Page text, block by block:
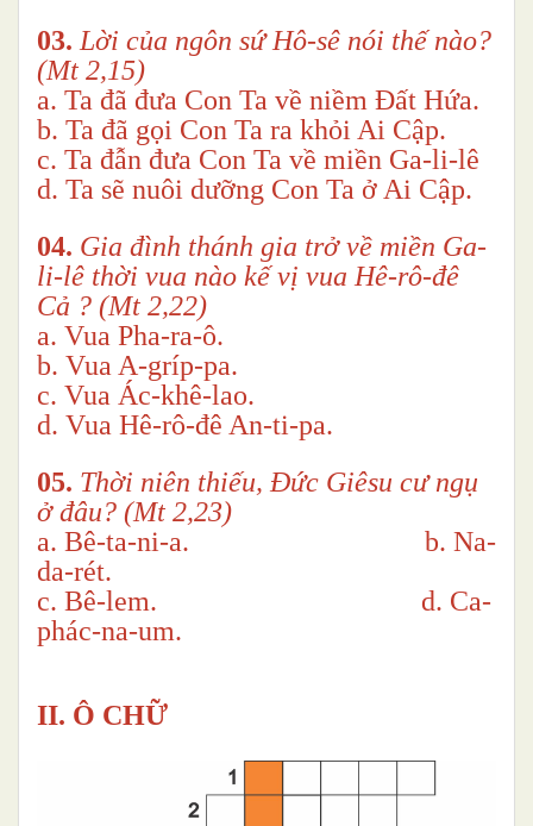
03. Lời của ngôn sứ Hô-sê nói thế nào?
(Mt 2,15)
a. Ta đã đưa Con Ta về niềm Đất Hứa.
b. Ta đã gọi Con Ta ra khỏi Ai Cập.
c. Ta đẫn đưa Con Ta về miền Ga-li-lê
d. Ta sẽ nuôi dưỡng Con Ta ở Ai Cập.
04. Gia đình thánh gia trở về miền Ga-
li-lê thời vua nào kế vị vua Hê-rô-đê
Cả ? (Mt 2,22)
a. Vua Pha-ra-ô.
b. Vua A-gríp-pa.
c. Vua Ác-khê-lao.
d. Vua Hê-rô-đê An-ti-pa.
05. Thời niên thiếu, Đức Giêsu cư ngụ
ở đâu? (Mt 2,23)
a. Bê-ta-ni-a. b. Na-
da-rét.
c. Bê-lem. d. Ca-
phác-na-um.
II. Ô CHỮ